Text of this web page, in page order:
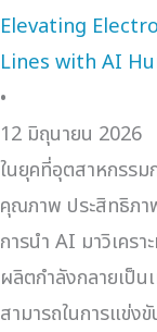
Elevating
Lines with AI
•
12 มิถุนายน 2026
ในยุคที่อุตสาหกรร
คุณภาพ ประสิทธิภา
การนำ AI มาวิเคร
ผลิตกำลังกลายเป็น
สามารถในการแข่ง